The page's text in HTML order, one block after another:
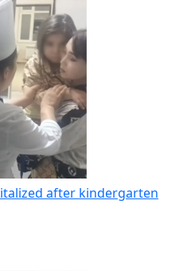
after kindergarten